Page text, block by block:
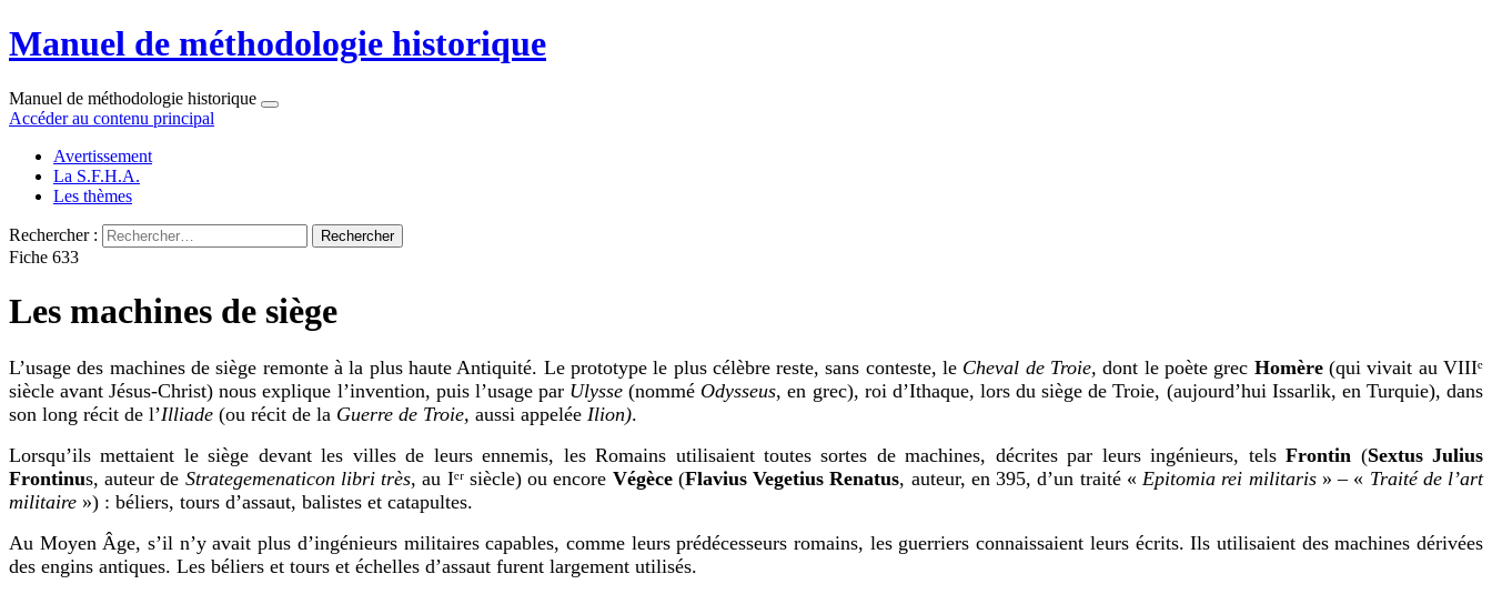
Manuel de méthodologie historique
Manuel de méthodologie historique
Accéder au contenu principal
Avertissement
La S.F.H.A.
Les thèmes
Rechercher :
Fiche 633
Les machines de siège
L’usage des machines de siège remonte à la plus haute Antiquité. Le prototype le plus célèbre reste, sans conteste, le Cheval de Troie, dont le poète grec Homère(qui vivait au VIIIᵉ
siècle avant Jésus-Christ) nous explique l’invention, puis l’usage par Ulysse (nommé Odysseus, en grec), roi d’Ithaque, lors du siège de Troie, (aujourd’hui Issarlik, en Turquie), dans
son long récit de l’Illiade (ou récit de la Guerre de Troie, aussi appelée Ilion).
Lorsqu’ils mettaient le siège devant les villes de leurs ennemis, les Romains utilisaient toutes sortes de machines, décrites par leurs ingénieurs, telsFrontin (Sextus Julius
Frontinus, auteur de Strategemenaticon libri très, au Iᵉʳ siècle) ou encore Végèce(Flavius Vegetius Renatus, auteur, en 395, d’un traité « Epitomia rei militaris» – « Traité de l’art
militaire ») : béliers, tours d’assaut, balistes et catapultes.
Au Moyen Âge, s’il n’y avait plus d’ingénieurs militaires capables, comme leurs prédécesseurs romains, les guerriers connaissaient leurs écrits. Ils utilisaient des machines dérivées
des engins antiques. Les béliers et tours et échelles d’assaut furent largement utilisés.